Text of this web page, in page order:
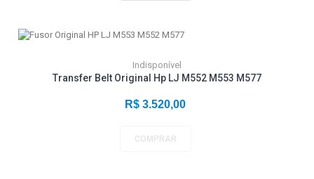
Indisponível
Transfer Belt Original Hp LJ M552 M553 M577
R$ 3.520,00
COMPRAR